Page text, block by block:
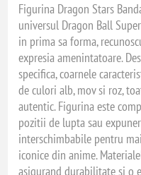
Figurina Dragon Stars
universul Dragon Ball
in prima sa forma,
expresia amenintatoare.
specifica, coarnele
de culori alb, mov si roz,
autentic. Figurina este
pozitii de lupta sau
interschimbabile pentru
iconice din anime.
asigurand durabilitate si o